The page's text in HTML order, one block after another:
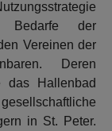
der
Vereinen der
Deren
das Hallenbad
in St. Peter.